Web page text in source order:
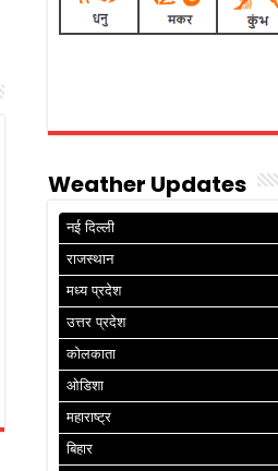
Weather Updates
नई दिल्ली
राजस्थान
मध्य प्रदेश
उत्तर प्रदेश
कोलकाता
ओडिशा
महाराष्ट्र
बिहार